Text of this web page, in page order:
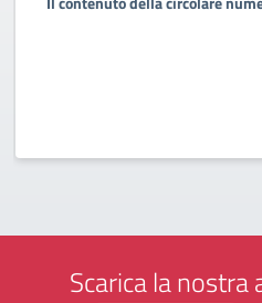
Scarica la nostra